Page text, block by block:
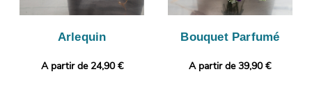
Arlequin
A partir de 24,90 €
Bouquet Parfumé
A partir de 39,90 €